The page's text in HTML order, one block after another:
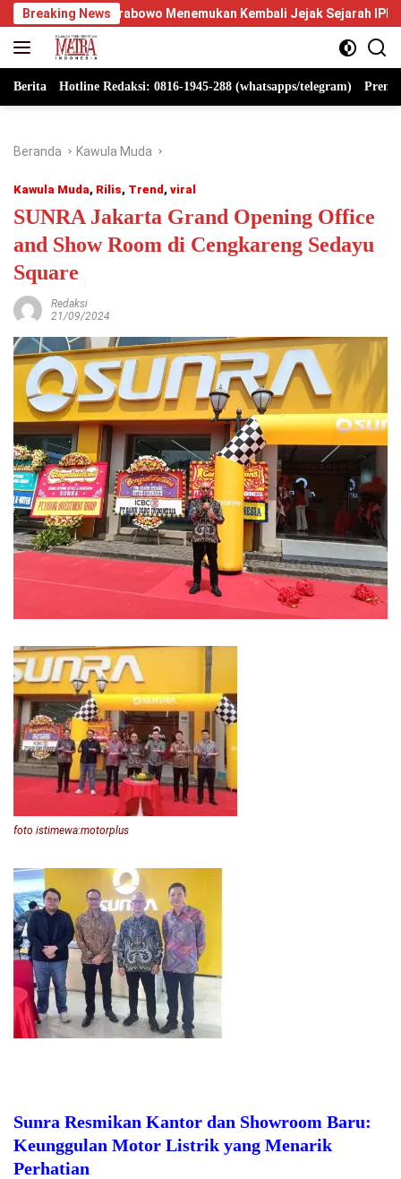
Langsung
ke
konten
Breaking NewsKembali Jejak Sejarah IPDN Berpikir Positif
Berita Hotline Redaksi: 0816-1945-288 (whatsapps/telegram)
Beranda Kawula Muda
Kawula Muda, Rilis, Trend , viral
SUNRA Jakarta Grand Opening Office
and Show Room di Cengkareng Sedayu
Square
Redaksi
21/09/2024
foto istimewa:motorplus
Sunra Resmikan Kantor dan Showroom Baru:
Keunggulan Motor Listrik yang Menarik
Perhatian